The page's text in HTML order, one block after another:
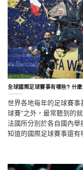
全球國際足球賽事有哪些? 什
世界各地每年的足球賽
球賽"之外，最常聽到的
法國所分別於各自國內
知道的國際足球賽事還有